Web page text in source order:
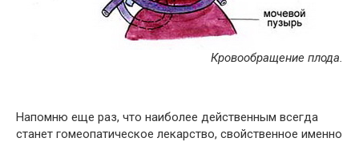
Кровообращение плода.
Напомню еще раз, что наиболее действенным всегда
станет гомеопатическое лекарство, свойственное именно